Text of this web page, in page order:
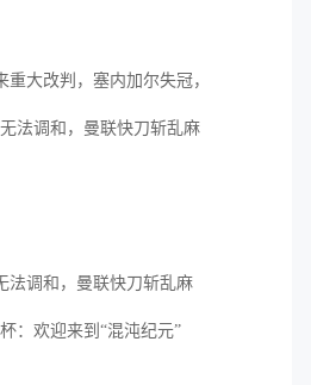
重大改判，塞内加尔失冠，
法调和，曼联快刀斩乱麻